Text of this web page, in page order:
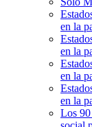
en la
en la
en la
en la
Los